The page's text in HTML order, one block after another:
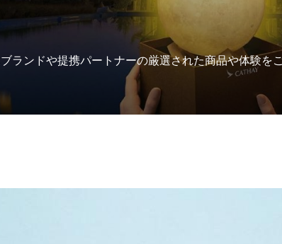
ランドや提携パートナーの厳選された商品や体験を